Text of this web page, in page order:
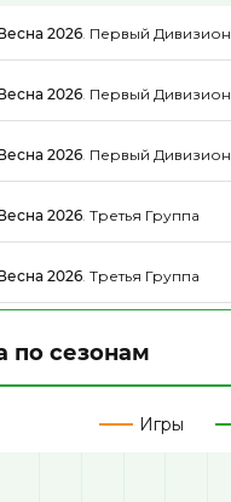
2026. Первый Дивизион
2026. Первый Дивизион
2026. Первый Дивизион
2026. Третья Группа
2026. Третья Группа
по сезонам
Игры